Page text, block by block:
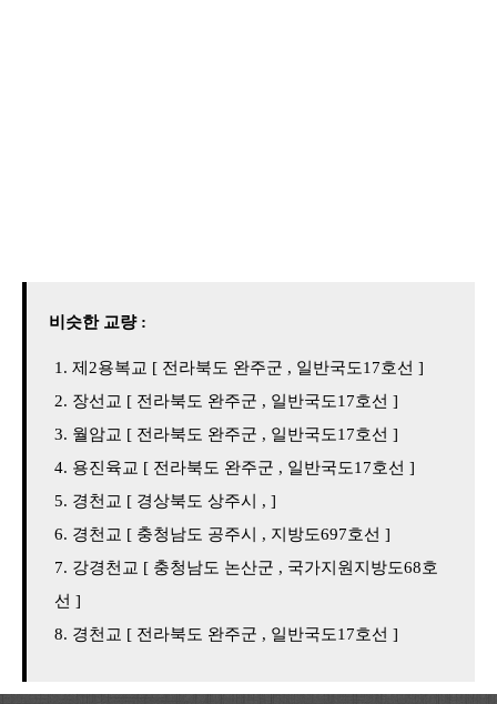
비슷한 교량 :
제2용복교 [ 전라북도 완주군 , 일반국도17호선 ]
장선교 [ 전라북도 완주군 , 일반국도17호선 ]
월암교 [ 전라북도 완주군 , 일반국도17호선 ]
용진육교 [ 전라북도 완주군 , 일반국도17호선 ]
경천교 [ 경상북도 상주시 , ]
경천교 [ 충청남도 공주시 , 지방도697호선 ]
강경천교 [ 충청남도 논산군 , 국가지원지방도68호
선 ]
경천교 [ 전라북도 완주군 , 일반국도17호선 ]